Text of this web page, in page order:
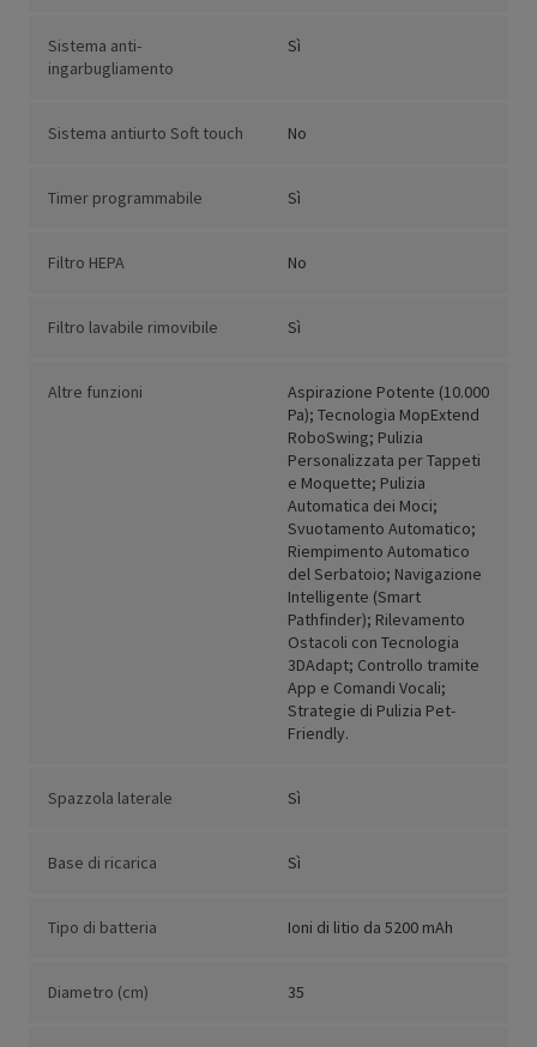
Sistema anti-
ingarbugliamento
Sì
Sistema antiurto Soft touch No
Timer programmabile Sì
Filtro HEPA No
Filtro lavabile rimovibile Sì
Altre funzioni
Aspirazione Potente (10.000
Pa); Tecnologia MopExtend
RoboSwing; Pulizia
Personalizzata per Tappeti
e Moquette; Pulizia
Automatica dei Moci;
Svuotamento Automatico;
Riempimento Automatico
del Serbatoio; Navigazione
Intelligente (Smart
Pathfinder); Rilevamento
Ostacoli con Tecnologia
3DAdapt; Controllo tramite
App e Comandi Vocali;
Strategie di Pulizia Pet-
Friendly.
Spazzola laterale Sì
Base di ricarica Sì
Tipo di batteria Ioni di litio da 5200 mAh
Diametro (cm) 35